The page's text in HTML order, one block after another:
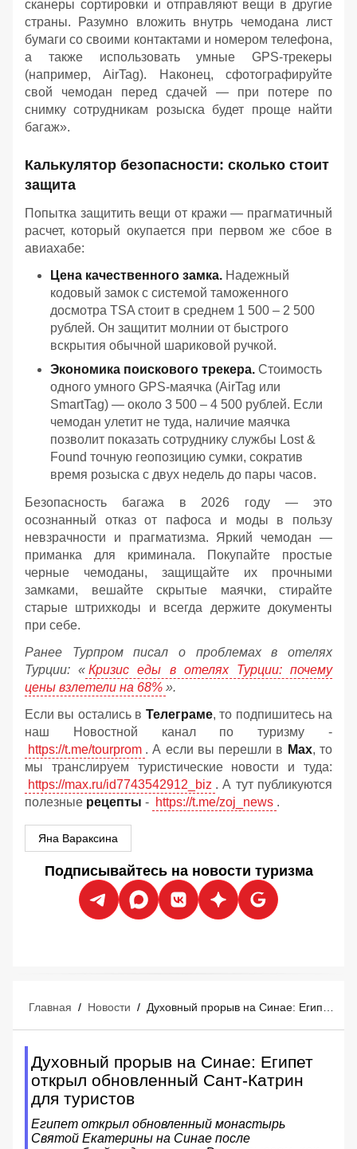
сканеры сортировки и отправляют вещи в другие
страны. Разумно вложить внутрь чемодана лист
бумаги со своими контактами и номером телефона,
а также использовать умные GPS-трекеры
(например, AirTag). Наконец, сфотографируйте
свой чемодан перед сдачей — при потере по
снимку сотрудникам розыска будет проще найти
багаж».
Калькулятор безопасности: сколько стоит
защита
Попытка защитить вещи от кражи — прагматичный
расчет, который окупается при первом же сбое в
авиахабе:
Цена качественного замка. Надежный
кодовый замок с системой таможенного
досмотра TSA стоит в среднем 1 500 – 2 500
рублей. Он защитит молнии от быстрого
вскрытия обычной шариковой ручкой.
Экономика поискового трекера. Стоимость
одного умного GPS-маячка (AirTag или
SmartTag) — около 3 500 – 4 500 рублей. Если
чемодан улетит не туда, наличие маячка
позволит показать сотруднику службы Lost &
Found точную геопозицию сумки, сократив
время розыска с двух недель до пары часов.
Безопасность багажа в 2026 году — это
осознанный отказ от пафоса и моды в пользу
невзрачности и прагматизма. Яркий чемодан —
приманка для криминала. Покупайте простые
черные чемоданы, защищайте их прочными
замками, вешайте скрытые маячки, стирайте
старые штрихкоды и всегда держите документы
при себе.
Ранее Турпром писал о проблемах в отелях
Турции: « Кризис еды в отелях Турции: почему
цены взлетели на 68% ».
Если вы остались в Телеграме, то подпишитесь на
наш Новостной канал по туризму -
https://t.me/tourprom . А если вы перешли в Мах, то
мы транслируем туристические новости и туда:
https://max.ru/id7743542912_biz . А тут публикуются
полезные рецепты - https://t.me/zoj_news .
Яна Вараксина
Подписывайтесь на новости туризма
Главная / Новости /
Духовный прорыв на Синае: Египет
открыл обновленный Сант-Катрин
для туристов
Египет открыл обновленный монастырь
Святой Екатерины на Синае после